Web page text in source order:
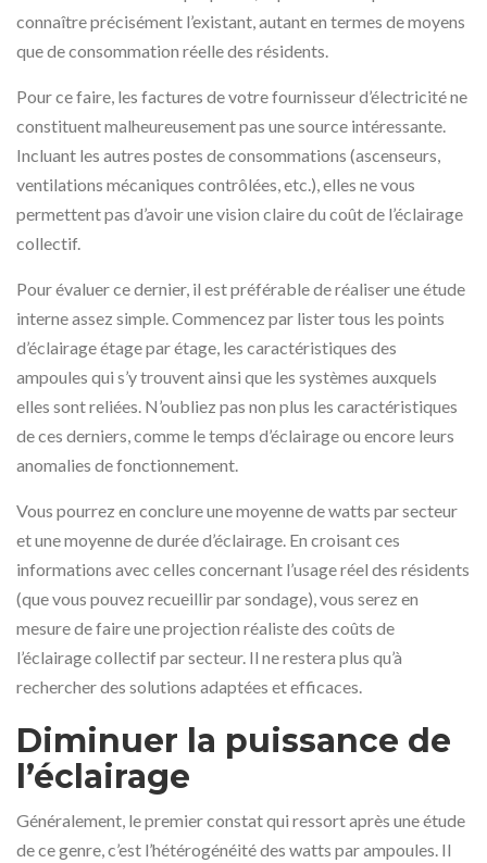
connaître précisément l’existant, autant en termes de moyens
que de consommation réelle des résidents.
Pour ce faire, les factures de votre fournisseur d’électricité ne
constituent malheureusement pas une source intéressante.
Incluant les autres postes de consommations (ascenseurs,
ventilations mécaniques contrôlées, etc.), elles ne vous
permettent pas d’avoir une vision claire du coût de l’éclairage
collectif.
Pour évaluer ce dernier, il est préférable de réaliser une étude
interne assez simple. Commencez par lister tous les points
d’éclairage étage par étage, les caractéristiques des
ampoules qui s’y trouvent ainsi que les systèmes auxquels
elles sont reliées. N’oubliez pas non plus les caractéristiques
de ces derniers, comme le temps d’éclairage ou encore leurs
anomalies de fonctionnement.
Vous pourrez en conclure une moyenne de watts par secteur
et une moyenne de durée d’éclairage. En croisant ces
informations avec celles concernant l’usage réel des résidents
(que vous pouvez recueillir par sondage), vous serez en
mesure de faire une projection réaliste des coûts de
l’éclairage collectif par secteur. Il ne restera plus qu’à
rechercher des solutions adaptées et efficaces.
Diminuer la puissance de
l’éclairage
Généralement, le premier constat qui ressort après une étude
de ce genre, c’est l’hétérogénéité des watts par ampoules. Il